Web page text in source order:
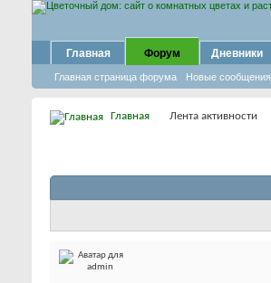
Главная Форум
Главная страница форума Новые сообщения
Дневники
Главная Лента активности